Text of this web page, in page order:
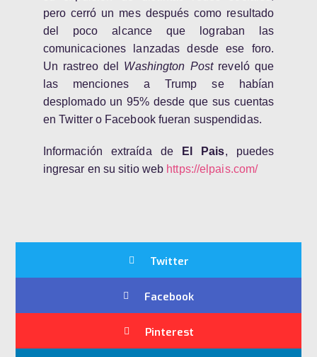
pero cerró un mes después como resultado
del poco alcance que lograban las
comunicaciones lanzadas desde ese foro.
Un rastreo del
Washington Post reveló que
las menciones a Trump se habían
desplomado un 95% desde que sus cuentas
en Twitter o Facebook fueran suspendidas.
Información extraída de El Pais, puedes
ingresar en su sitio web https://elpais.com/
Twitter
Facebook
Pinterest